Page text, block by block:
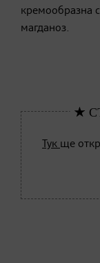
кремообразна
магданоз.
Тук ще